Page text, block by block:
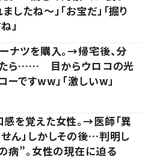
したね～」「お宝だ」「掘り
」
ナツを購入。→帰宅後、分
たら…… 目からウロコの光
ーですww」「激しいw」
を覚えた女性。→医師「異
ん」しかしその後…判明し
病”。女性の現在に迫る